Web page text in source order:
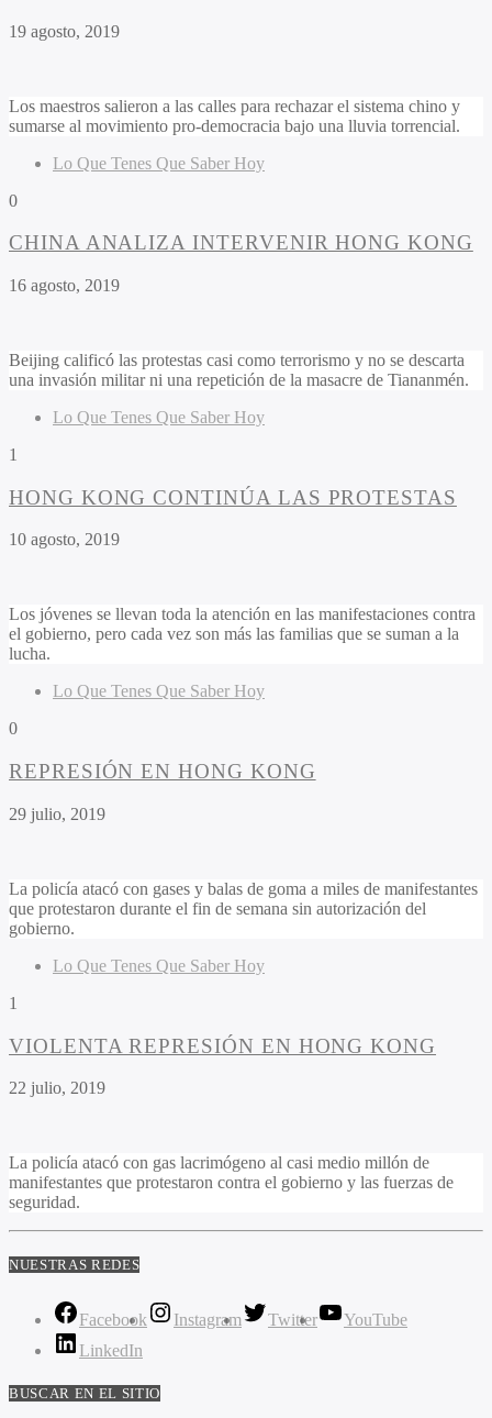
19 agosto, 2019
Los maestros salieron a las calles para rechazar el sistema chino y
sumarse al movimiento pro-democracia bajo una lluvia torrencial.
Lo Que Tenes Que Saber Hoy
0
CHINA ANALIZA INTERVENIR HONG KONG
16 agosto, 2019
Beijing calificó las protestas casi como terrorismo y no se descarta
una invasión militar ni una repetición de la masacre de Tiananmén.
Lo Que Tenes Que Saber Hoy
1
HONG KONG CONTINÚA LAS PROTESTAS
10 agosto, 2019
Los jóvenes se llevan toda la atención en las manifestaciones contra
el gobierno, pero cada vez son más las familias que se suman a la
lucha.
Lo Que Tenes Que Saber Hoy
0
REPRESIÓN EN HONG KONG
29 julio, 2019
La policía atacó con gases y balas de goma a miles de manifestantes
que protestaron durante el fin de semana sin autorización del
gobierno.
Lo Que Tenes Que Saber Hoy
1
VIOLENTA REPRESIÓN EN HONG KONG
22 julio, 2019
La policía atacó con gas lacrimógeno al casi medio millón de
manifestantes que protestaron contra el gobierno y las fuerzas de
seguridad.
NUESTRAS REDES
Facebook Instagram Twitter
YouTube
LinkedIn
BUSCAR EN EL SITIO